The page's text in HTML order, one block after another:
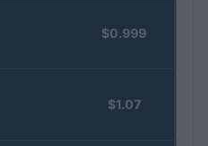
$0.999
$1.07